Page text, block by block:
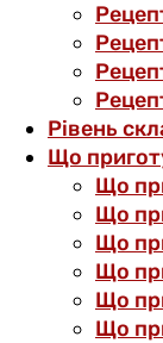
Рівень
Що
Що
Що
Що
Що
Що
Що